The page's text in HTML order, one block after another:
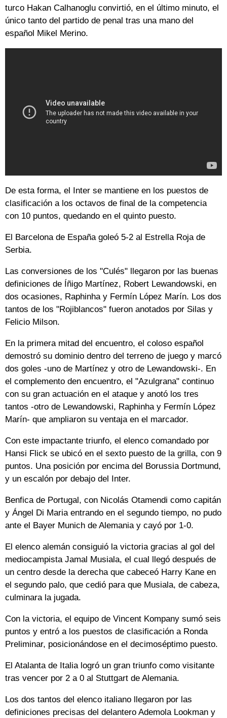
turco Hakan Calhanoglu convirtió, en el último minuto, el
único tanto del partido de penal tras una mano del
español Mikel Merino.
De esta forma, el Inter se mantiene en los puestos de
clasificación a los octavos de final de la competencia
con 10 puntos, quedando en el quinto puesto.
El Barcelona de España goleó 5-2 al Estrella Roja de
Serbia.
Las conversiones de los "Culés" llegaron por las buenas
definiciones de Íñigo Martínez, Robert Lewandowski, en
dos ocasiones, Raphinha y Fermín López Marín. Los dos
tantos de los "Rojiblancos" fueron anotados por Silas y
Felicio Milson.
En la primera mitad del encuentro, el coloso español
demostró su dominio dentro del terreno de juego y marcó
dos goles -uno de Martínez y otro de Lewandowski-. En
el complemento den encuentro, el "Azulgrana" continuo
con su gran actuación en el ataque y anotó los tres
tantos -otro de Lewandowski, Raphinha y Fermín López
Marín- que ampliaron su ventaja en el marcador.
Con este impactante triunfo, el elenco comandado por
Hansi Flick se ubicó en el sexto puesto de la grilla, con 9
puntos. Una posición por encima del Borussia Dortmund,
y un escalón por debajo del Inter.
Benfica de Portugal, con Nicolás Otamendi como capitán
y Ángel Di Maria entrando en el segundo tiempo, no pudo
ante el Bayer Munich de Alemania y cayó por 1-0.
El elenco alemán consiguió la victoria gracias al gol del
mediocampista Jamal Musiala, el cual llegó después de
un centro desde la derecha que cabeceó Harry Kane en
el segundo palo, que cedió para que Musiala, de cabeza,
culminara la jugada.
Con la victoria, el equipo de Vincent Kompany sumó seis
puntos y entró a los puestos de clasificación a Ronda
Preliminar, posicionándose en el decimoséptimo puesto.
El Atalanta de Italia logró un gran triunfo como visitante
tras vencer por 2 a 0 al Stuttgart de Alemania.
Los dos tantos del elenco italiano llegaron por las
definiciones precisas del delantero Ademola Lookman y